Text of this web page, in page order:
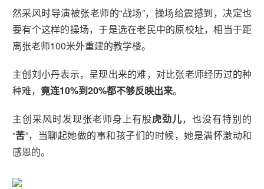
然采风时导演被张老师的“战场”，操场给震撼到，决定也
要有个这样的操场，于是选在老民中的原校址，相当于距
离张老师100米外重建的教学楼。
主创刘小丹表示，呈现出来的难，对比张老师经历过的种
种难， 竟连10%到20%都不够反映出来。
主创采风时发现张老师身上有股虎劲儿，也没有特别的
“苦”，当聊起她做的事和孩子们的时候，她是满怀激动和
感恩的。